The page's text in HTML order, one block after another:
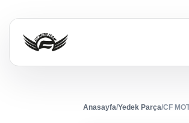
Anasayfa/Yedek Parça/CF